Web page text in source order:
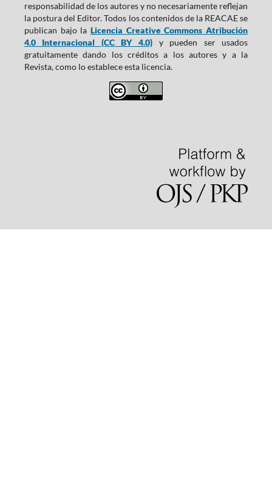
responsabilidad de los autores y no necesariamente reflejan
la postura del Editor. Todos los contenidos de la REACAE se
publican bajo la Licencia Creative Commons Atribución
4.0 Internacional (CC BY 4.0) y pueden ser usados
gratuitamente dando los créditos a los autores y a la
Revista, como lo establece esta licencia.